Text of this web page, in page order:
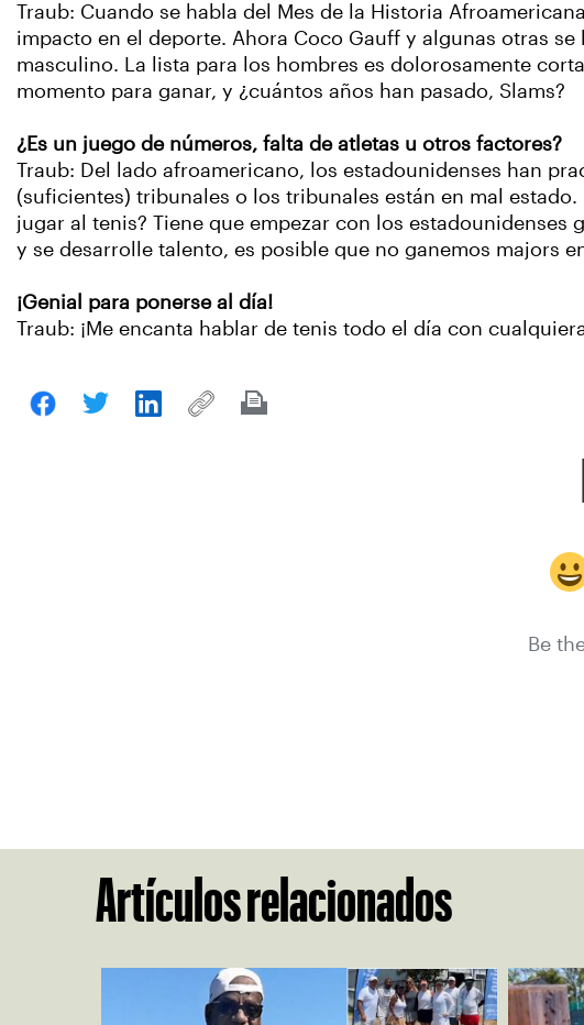
Traub: Cuando se habla del Mes de la Historia
impacto en el deporte. Ahora Coco Gauff y algunas otras
masculino. La lista para los hombres es dolorosamente
momento para ganar, y ¿cuántos años han pasado, Slams?
¿Es un juego de números, falta de atletas u otros factores?
Traub: Del lado afroamericano, los estadounidenses han
(suficientes) tribunales o los tribunales están en mal
jugar al tenis? Tiene que empezar con los
y se desarrolle talento, es posible que no ganemos majors
¡Genial para ponerse al día!
Traub: ¡Me encanta hablar de tenis todo el día con
Be
Artículos relacionados